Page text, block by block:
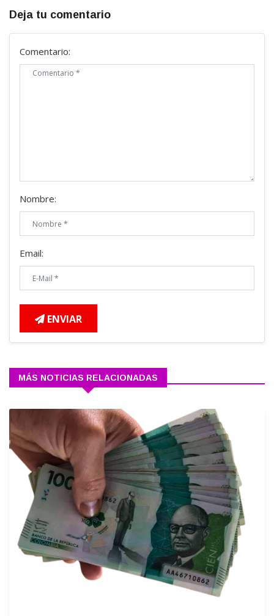
Deja tu comentario
Comentario:
Nombre:
Email:
ENVIAR
MÁS NOTICIAS RELACIONADAS